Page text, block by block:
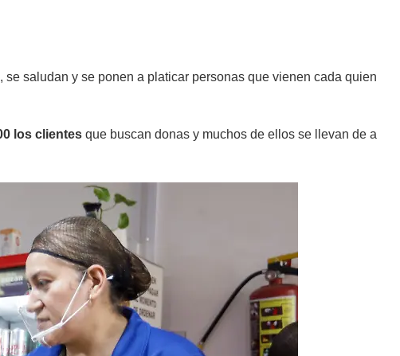
saludan y se ponen a platicar personas que vienen cada quien
los clientes que buscan donas y muchos de ellos se llevan de a